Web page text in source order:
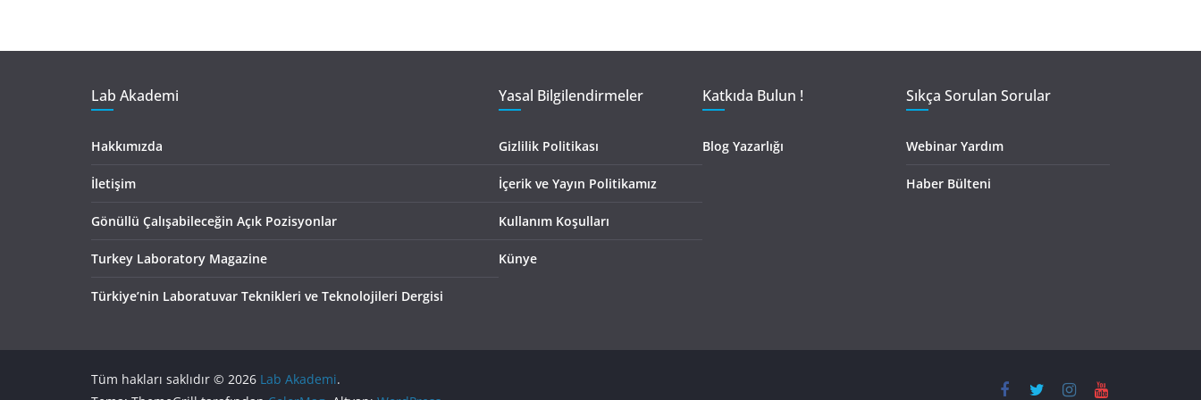
Lab Akademi
Hakkımızda
İletişim
Gönüllü Çalışabileceğin Açık Pozisyonlar
Turkey Laboratory Magazine
Türkiye’nin Laboratuvar Teknikleri ve Teknolojileri Dergisi
Yasal Bilgilendirmeler
Gizlilik Politikası
İçerik ve Yayın Politikamız
Kullanım Koşulları
Künye
Katkıda Bulun !
Blog Yazarlığı
Sıkça Sorulan Sorular
Webinar Yardım
Haber Bülteni
Tüm hakları saklıdır © 2026 Lab Akademi.